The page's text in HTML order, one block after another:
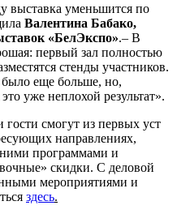
выставка уменьшится по
Валентина Бабако,
«БелЭкспо».– В
первый зал полностью
стенды участников.
еще больше, но,
уже неплохой результат».
гости смогут из первых уст
направлениях,
программами и
скидки. С деловой
мероприятиями и
здесь.